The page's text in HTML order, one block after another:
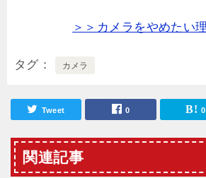
＞＞カメラをやめたい
タグ カメラ
Tweet 0 0
関連記事